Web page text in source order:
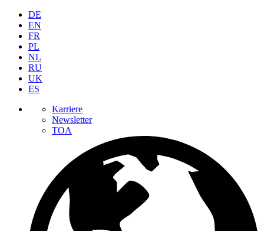
DE
EN
FR
PL
NL
RU
UK
ES
Karriere
Newsletter
TOA